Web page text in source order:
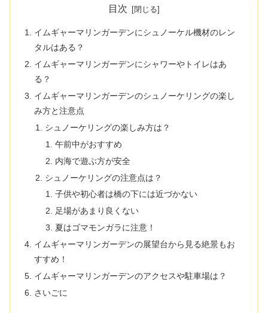
目次
イムギャーマリンガーデンにシュノーケル機材のレン
タルはある？
イムギャーマリンガーデンにシャワーやトイレはあ
る？
イムギャーマリンガーデンのシュノーケリングの楽し
み方と注意点
シュノーケリングの楽しみ方は？
午前中がおすすめ
内海で遊ぶ方が安全
シュノーケリングの注意点は？
子供や初心者は橋の下には近づかない
足場があまり良くない
夏はゴマモンガラに注意！
イムギャーマリンガーデンの展望台から見る絶景もお
すすめ！
イムギャーマリンガーデンのアクセスや駐車場は？
さいごに